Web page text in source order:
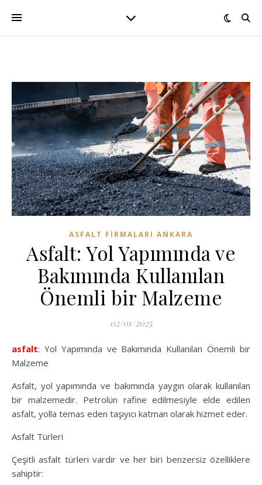
ASFALT FIRMALARI ANKARA
Asfalt: Yol Yapımında ve
Bakımında Kullanılan
Önemli bir Malzeme
02/01/2025
asfalt: Yol Yapımında ve Bakımında Kullanılan Önemli bir
Malzeme
Asfalt, yol yapımında ve bakımında yaygın olarak kullanılan
bir malzemedir. Petrolün rafine edilmesiyle elde edilen
asfalt, yolla temas eden taşıyıcı katman olarak hizmet eder.
Asfalt Türleri
Çeşitli asfalt türleri vardır ve her biri benzersiz özelliklere
sahiptir: